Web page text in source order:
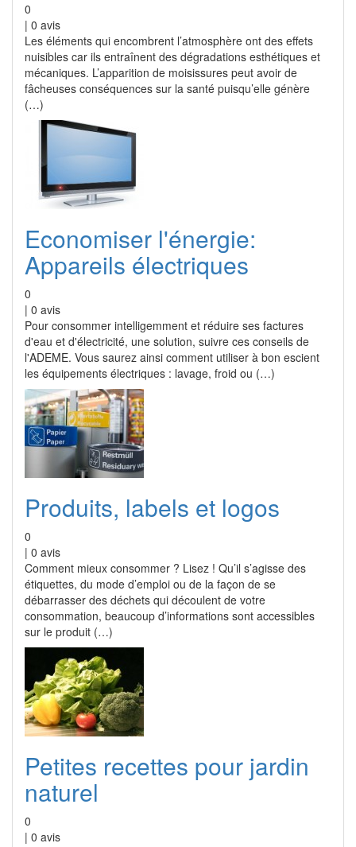
0
| 0 avis
Les éléments qui encombrent l’atmosphère ont des effets
nuisibles car ils entraînent des dégradations esthétiques et
mécaniques. L’apparition de moisissures peut avoir de
fâcheuses conséquences sur la santé puisqu’elle génère
(…)
Economiser l'énergie:
Appareils électriques
0
| 0 avis
Pour consommer intelligemment et réduire ses factures
d'eau et d'électricité, une solution, suivre ces conseils de
l'ADEME. Vous saurez ainsi comment utiliser à bon escient
les équipements électriques : lavage, froid ou (…)
Produits, labels et logos
0
| 0 avis
Comment mieux consommer ? Lisez ! Qu’il s’agisse des
étiquettes, du mode d’emploi ou de la façon de se
débarrasser des déchets qui découlent de votre
consommation, beaucoup d’informations sont accessibles
sur le produit (…)
Petites recettes pour jardin
naturel
0
| 0 avis